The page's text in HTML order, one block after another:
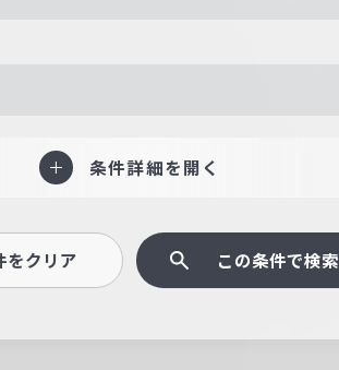
条件詳細を開く
をクリア この条件で検索